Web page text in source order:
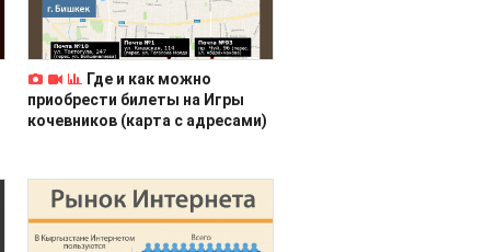
Где и как можно
приобрести билеты на Игры
кочевников (карта с адресами)